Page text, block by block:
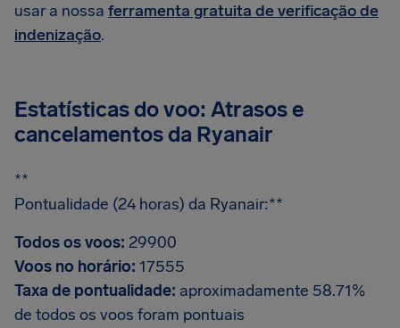
usar a nossa ferramenta gratuita de verificação de
indenização.
Estatísticas do voo: Atrasos e
cancelamentos da Ryanair
**
Pontualidade (24 horas) da Ryanair:**
Todos os voos: 29900
Voos no horário: 17555
Taxa de pontualidade: aproximadamente 58.71%
de todos os voos foram pontuais